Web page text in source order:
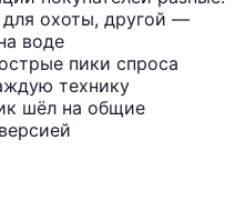
охоты, другой —
воде
пики спроса
технику
шёл на общие